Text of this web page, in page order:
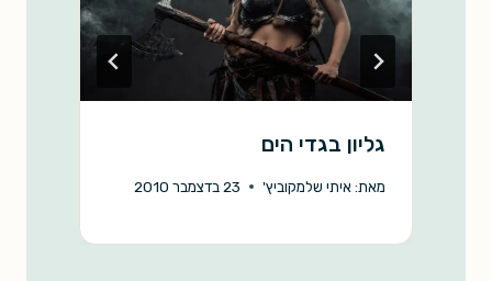
גליון בגדי הים
מאת: איתי שלמקוביץ' 23 בדצמבר 2010